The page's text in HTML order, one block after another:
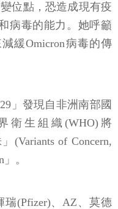
位點，恐造成現有疫
病毒的能力。她呼籲
緩Omicron病毒的傳
」發現自非洲南部國
衛生組織(WHO)將
(Variants of Concern,
。
瑞(Pfizer)、AZ、莫德